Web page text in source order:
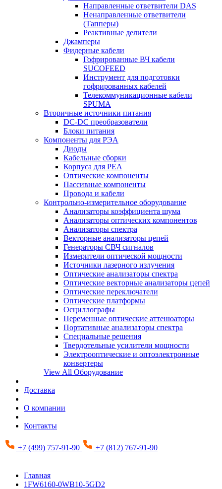
Направленные ответвители DAS
Ненаправленные ответвители
(Тапперы)
Реактивные делители
Джамперы
Фидерные кабели
Гофрированные ВЧ кабели
SUCOFEED
Инструмент для подготовки
гофрированных кабелей
Телекоммуникационные кабели
SPUMA
Вторичные источники питания
DC-DC преобразователи
Блоки питания
Компоненты для РЭА
Диоды
Кабельные сборки
Корпуса для РЕА
Оптические компоненты
Пассивные компоненты
Провода и кабели
Контрольно-измерительное оборудование
Анализаторы коэффициента шума
Анализаторы оптических компонентов
Анализаторы спектра
Векторные анализаторы цепей
Генераторы СВЧ сигналов
Измерители оптической мощности
Источники лазерного излучения
Оптические анализаторы спектра
Оптические векторные анализаторы цепей
Оптические переключатели
Оптические платформы
Осциллографы
Переменные оптические аттенюаторы
Портативные анализаторы спектра
Специальные решения
Твердотельные усилители мощности
Электрооптические и оптоэлектронные
конвертеры
View All Оборудование
Доставка
О компании
Контакты
+7 (499) 757-91-90 +7 (812) 767-91-90
Главная
1FW6160-0WB10-5GD2